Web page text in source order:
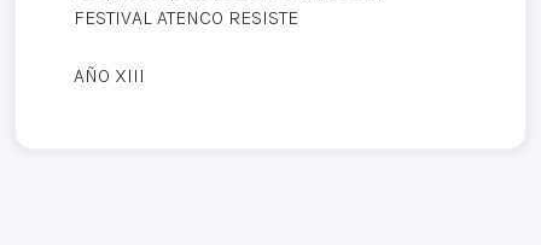
FESTIVAL ATENCO RESISTE
AÑO XIII